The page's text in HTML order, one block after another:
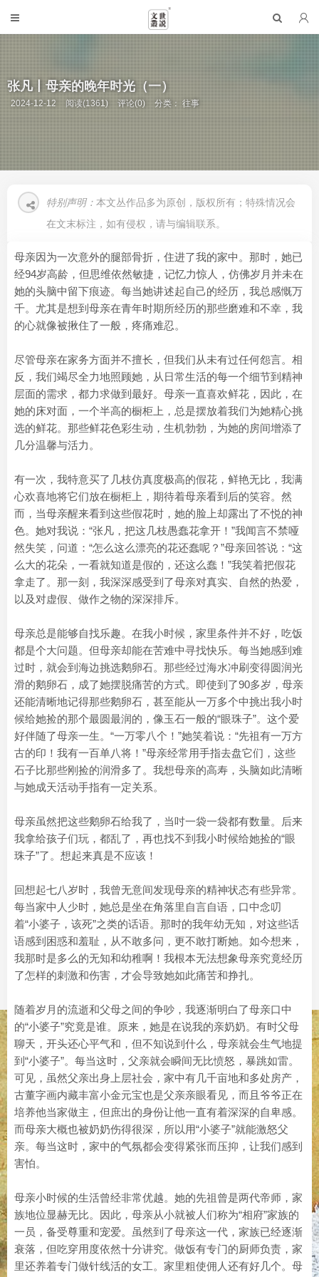
张凡丨母亲的晚年时光（一）
2024-12-12 阅读(1361) 评论(0) 分类：往事
特别声明： 本文丛作品多为原创，版权所有；特殊情况会
在文末标注，如有侵权，请与编辑联系。
母亲因为一次意外的腿部骨折，住进了我的家中。那时，她已
经94岁高龄，但思维依然敏捷，记忆力惊人，仿佛岁月并未在
她的头脑中留下痕迹。每当她讲述起自己的经历，我总感慨万
千。尤其是想到母亲在青年时期所经历的那些磨难和不幸，我
的心就像被揪住了一般，疼痛难忍。
尽管母亲在家务方面并不擅长，但我们从未有过任何怨言。相
反，我们竭尽全力地照顾她，从日常生活的每一个细节到精神
层面的需求，都力求做到最好。母亲一直喜欢鲜花，因此，在
她的床对面，一个半高的橱柜上，总是摆放着我们为她精心挑
选的鲜花。那些鲜花色彩生动，生机勃勃，为她的房间增添了
几分温馨与活力。
有一次，我特意买了几枝仿真度极高的假花，鲜艳无比，我满
心欢喜地将它们放在橱柜上，期待着母亲看到后的笑容。然
而，当母亲醒来看到这些假花时，她的脸上却露出了不悦的神
色。她对我说：“张凡，把这几枝愚蠢花拿开！”我闻言不禁哑
然失笑，问道：“怎么这么漂亮的花还蠢呢？”母亲回答说：“这
么大的花朵，一看就知道是假的，还这么蠢！”我笑着把假花
拿走了。那一刻，我深深感受到了母亲对真实、自然的热爱，
以及对虚假、做作之物的深深排斥。
母亲总是能够自找乐趣。在我小时候，家里条件并不好，吃饭
都是个大问题。但母亲却能在苦难中寻找快乐。每当她感到难
过时，就会到海边挑选鹅卵石。那些经过海水冲刷变得圆润光
滑的鹅卵石，成了她摆脱痛苦的方式。即使到了90多岁，母亲
还能清晰地记得那些鹅卵石，甚至能从一万多个中挑出我小时
候给她捡的那个最圆最润的，像玉石一般的“眼珠子”。这个爱
好伴随了母亲一生。“一万零八个！”她笑着说：“先祖有一万方
古的印！我有一百单八将！”母亲经常用手指去盘它们，这些
石子比那些刚捡的润滑多了。我想母亲的高寿，头脑如此清晰
与她成天活动手指有一定关系。
母亲虽然把这些鹅卵石给我了，当吋一袋一袋都有数量。后来
我拿给孩子们玩，都乱了，再也找不到我小时候给她捡的“眼
珠子”了。想起来真是不应该！
回想起七八岁时，我曾无意间发现母亲的精神状态有些异常。
每当家中人少时，她总是坐在角落里自言自语，口中念叨
着“小婆子，该死”之类的话语。那时的我年幼无知，对这些话
语感到困惑和羞耻，从不敢多问，更不敢打断她。如今想来，
我那时是多么的无知和幼稚啊！我根本无法想象母亲究竟经历
了怎样的刺激和伤害，才会导致她如此痛苦和挣扎。
随着岁月的流逝和父母之间的争吵，我逐渐明白了母亲口中
的“小婆子”究竟是谁。原来，她是在说我的亲奶奶。有时父母
聊天，开头还心平气和，但不知说到什么，母亲就会生气地提
到“小婆子”。每当这时，父亲就会瞬间无比愤怒，暴跳如雷。
可见，虽然父亲出身上层社会，家中有几千亩地和多处房产，
古董字画内藏丰富小金元宝也是父亲亲眼看见，而且爷爷正在
培养他当家做主，但庶出的身份让他一直有着深深的自卑感。
而母亲大概也被奶奶伤得很深，所以用“小婆子”就能激怒父
亲。每当这时，家中的气氛都会变得紧张而压抑，让我们感到
害怕。
母亲小时候的生活曾经非常优越。她的先祖曾是两代帝师，家
族地位显赫无比。因此，母亲从小就被人们称为“相府”家族的
一员，备受尊重和宠爱。虽然到了母亲这一代，家族已经逐渐
衰落，但吃穿用度依然十分讲究。做饭有专门的厨师负责，家
里还养着专门做针线活的女工。家里粗使佣人还有好几个。母